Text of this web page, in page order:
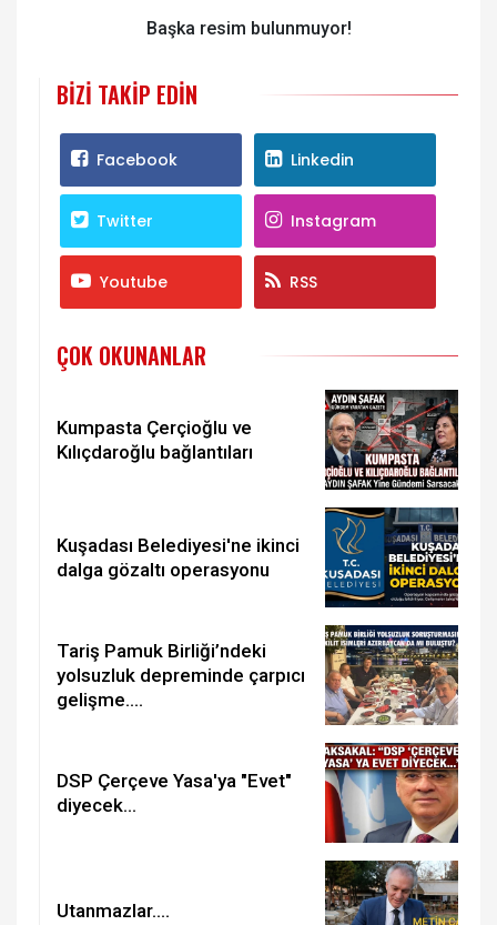
Başka resim bulunmuyor!
BIZI TAKIP EDIN
Facebook Linkedin
Twitter Instagram
Youtube RSS
ÇOK OKUNANLAR
Kumpasta Çerçioğlu ve
Kılıçdaroğlu bağlantıları
Kuşadası Belediyesi'ne ikinci
dalga gözaltı operasyonu
Tariş Pamuk Birliği’ndeki
yolsuzluk depreminde çarpıcı
gelişme….
DSP Çerçeve Yasa'ya "Evet"
diyecek...
Utanmazlar....